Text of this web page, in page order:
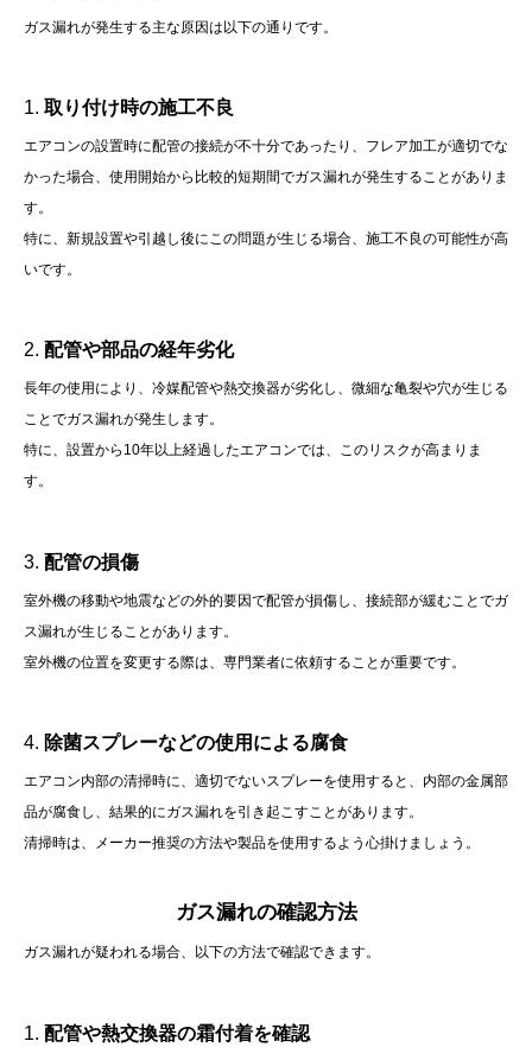
ガス漏れが発生する主な原因は以下の通りです。
1. 取り付け時の施工不良
エアコンの設置時に配管の接続が不十分であったり、フレア加工が適切でな
かった場合、使用開始から比較的短期間でガス漏れが発生することがありま
す。
特に、新規設置や引越し後にこの問題が生じる場合、施工不良の可能性が高
いです。
2. 配管や部品の経年劣化
長年の使用により、冷媒配管や熱交換器が劣化し、微細な亀裂や穴が生じる
ことでガス漏れが発生します。
特に、設置から10年以上経過したエアコンでは、このリスクが高まりま
す。
3. 配管の損傷
室外機の移動や地震などの外的要因で配管が損傷し、接続部が緩むことでガ
ス漏れが生じることがあります。
室外機の位置を変更する際は、専門業者に依頼することが重要です。
4. 除菌スプレーなどの使用による腐食
エアコン内部の清掃時に、適切でないスプレーを使用すると、内部の金属部
品が腐食し、結果的にガス漏れを引き起こすことがあります。
清掃時は、メーカー推奨の方法や製品を使用するよう心掛けましょう。
ガス漏れの確認方法
ガス漏れが疑われる場合、以下の方法で確認できます。
1. 配管や熱交換器の霜付着を確認